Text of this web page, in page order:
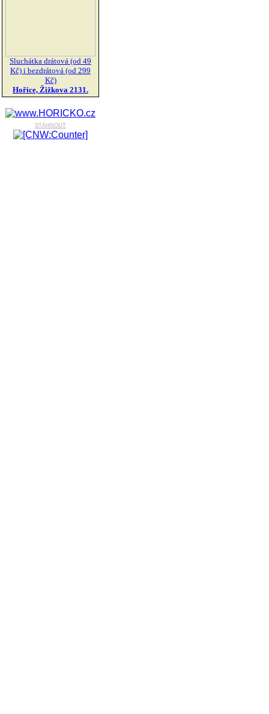
Sluchátka drátová (od 49
Kč) i bezdrátová (od 299
Kč)
Hořice, Žižkova 2131.
stáhnout